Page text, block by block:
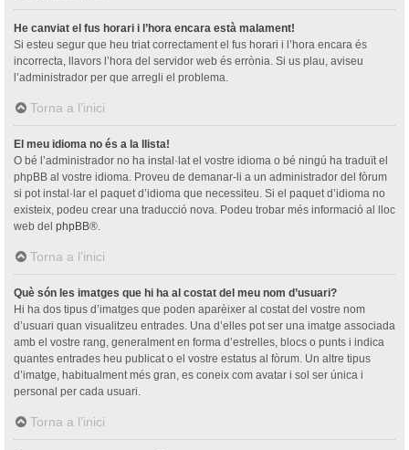
He canviat el fus horari i l’hora encara està malament!
Si esteu segur que heu triat correctament el fus horari i l’hora encara és
incorrecta, llavors l’hora del servidor web és errònia. Si us plau, aviseu
l’administrador per que arregli el problema.
Torna a l’inici
El meu idioma no és a la llista!
O bé l’administrador no ha instal·lat el vostre idioma o bé ningú ha traduït el
phpBB al vostre idioma. Proveu de demanar-li a un administrador del fòrum
si pot instal·lar el paquet d’idioma que necessiteu. Si el paquet d’idioma no
existeix, podeu crear una traducció nova. Podeu trobar més informació al lloc
web del phpBB®.
Torna a l’inici
Què són les imatges que hi ha al costat del meu nom d’usuari?
Hi ha dos tipus d’imatges que poden aparèixer al costat del vostre nom
d’usuari quan visualitzeu entrades. Una d’elles pot ser una imatge associada
amb el vostre rang, generalment en forma d’estrelles, blocs o punts i indica
quantes entrades heu publicat o el vostre estatus al fòrum. Un altre tipus
d’imatge, habitualment més gran, es coneix com avatar i sol ser única i
personal per cada usuari.
Torna a l’inici